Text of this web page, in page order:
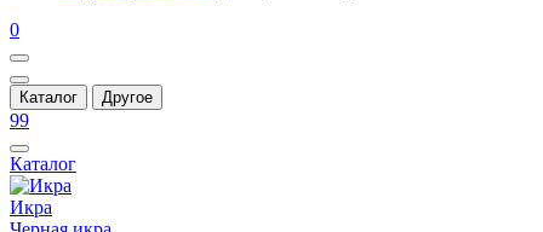
0
Каталог Другое
99
Каталог
Икра